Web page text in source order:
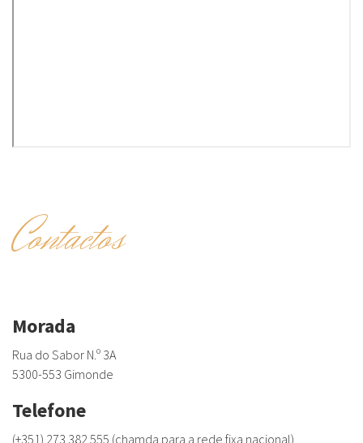
Contactos
Morada
Rua do Sabor N.º 3A
5300-553 Gimonde
Telefone
(+351) 273 382 555 (chamda para a rede fixa nacional)